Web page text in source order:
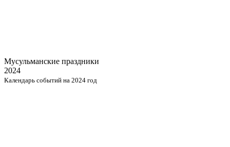
Мусульманские праздники
2024
Календарь событий на 2024 год